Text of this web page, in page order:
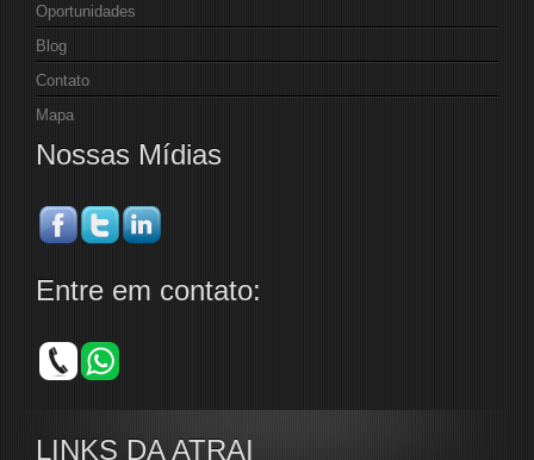
Oportunidades
Blog
Contato
Mapa
Nossas Mídias
Entre em contato:
LINKS DA ATRAI